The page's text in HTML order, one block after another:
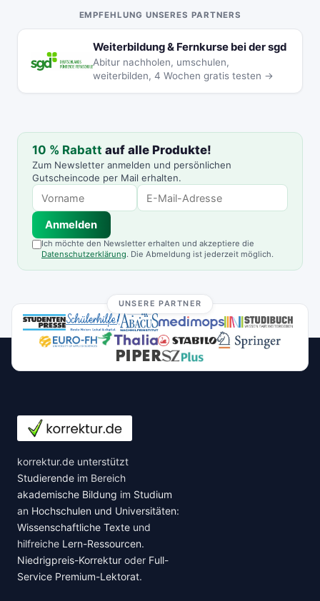
EMPFEHLUNG UNSERES PARTNERS
Weiterbildung & Fernkurse bei der sgd
Abitur nachholen, umschulen,
weiterbilden, 4 Wochen gratis testen →
10 % Rabatt auf alle Produkte!
Zum Newsletter anmelden und persönlichen
Gutscheincode per Mail erhalten.
Anmelden
Ich möchte den Newsletter erhalten und akzeptiere die
Datenschutzerklärung. Die Abmeldung ist jederzeit möglich.
UNSERE PARTNER
korrektur.de unterstützt
Studierende im Bereich
akademische Bildung im Studium
an Hochschulen und Universitäten:
Wissenschaftliche Texte und
hilfreiche Lern-Ressourcen.
Niedrigpreis-Korrektur oder Full-
Service Premium-Lektorat.